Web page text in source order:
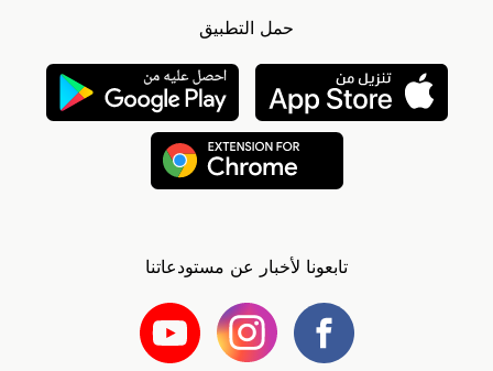
حمل التطبيق
تابعونا لأخبار عن مستودعاتنا